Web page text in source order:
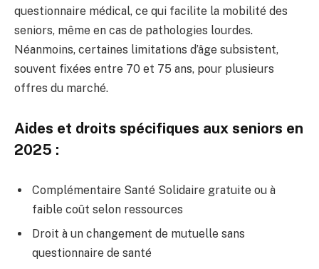
questionnaire médical, ce qui facilite la mobilité des
seniors, même en cas de pathologies lourdes.
Néanmoins, certaines limitations d’âge subsistent,
souvent fixées entre 70 et 75 ans, pour plusieurs
offres du marché.
Aides et droits spécifiques aux seniors en
2025 :
Complémentaire Santé Solidaire gratuite ou à
faible coût selon ressources
Droit à un changement de mutuelle sans
questionnaire de santé